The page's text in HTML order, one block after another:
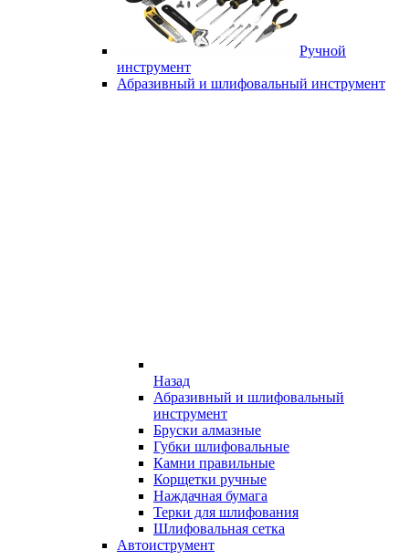
Ручной
инструмент
Абразивный и шлифовальный инструмент
Назад
Абразивный и шлифовальный
инструмент
Бруски алмазные
Губки шлифовальные
Камни правильные
Корщетки ручные
Наждачная бумага
Терки для шлифования
Шлифовальная сетка
Автоиструмент